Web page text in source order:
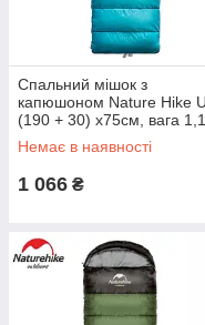
Спальний мішок з
капюшоном Nature Hike
(190 + 30) x75см, вага
5-10 ℃ синій
Немає в наявності
1 066 ₴